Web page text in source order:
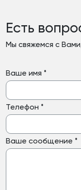
Есть
Мы свяжемся с
Ваше имя *
Телефон *
Ваше сообщение *